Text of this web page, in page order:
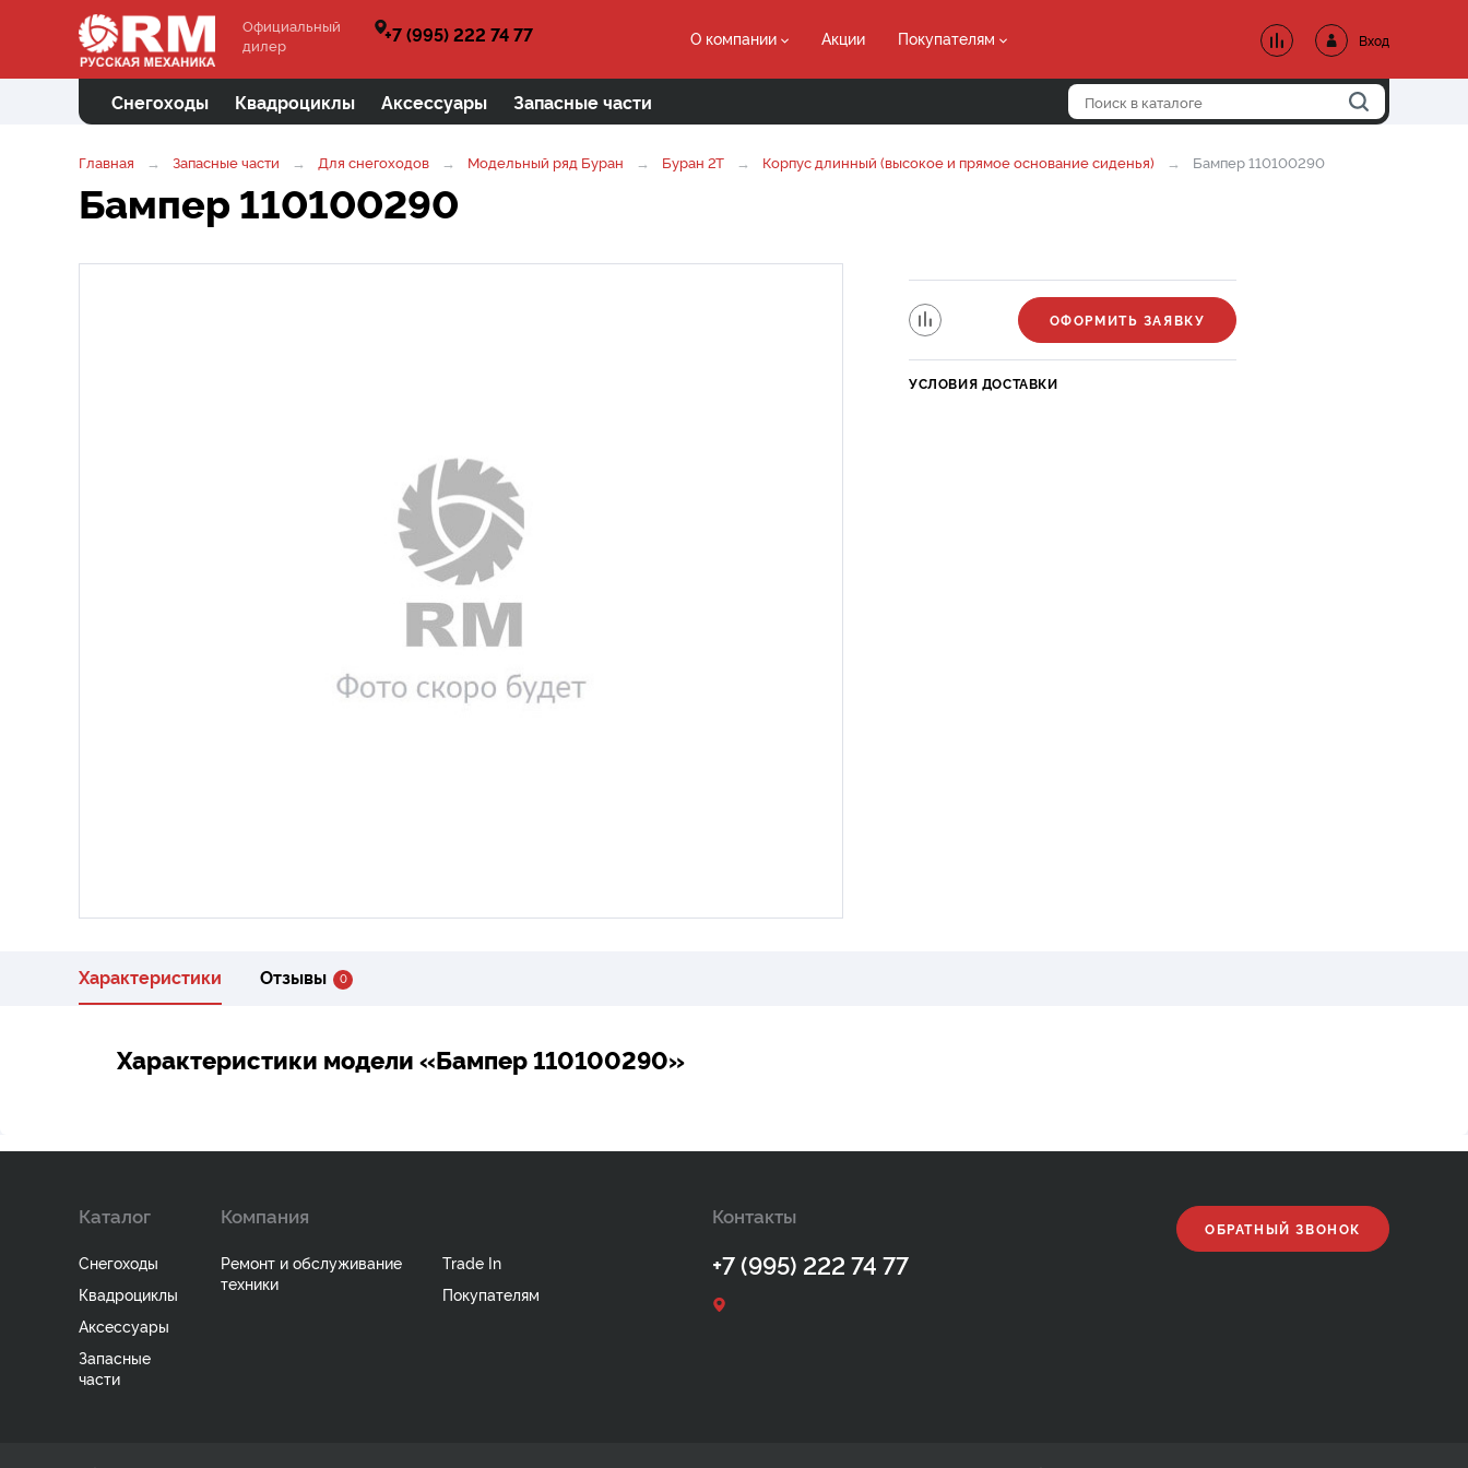
Официальный
дилер
Вход
+7 (995) 222 74 77 О компании Акции Покупателям
Снегоходы Квадроциклы Аксессуары Запасные части
Главная Запасные части Для снегоходов Модельный ряд Буран Буран 2Т Корпус длинный (высокое и прямое основание сиденья) Бампер 110100290
Бампер 110100290
ОФОРМИТЬ ЗАЯВКУ
УСЛОВИЯ ДОСТАВКИ
Характеристики Отзывы 0
Характеристики модели «Бампер 110100290»
Каталог
Снегоходы
Квадроциклы
Аксессуары
Запасные
части
Компания
Ремонт и обслуживание
техники
Trade In
Покупателям
Контакты
+7 (995) 222 74 77
ОБРАТНЫЙ ЗВОНОК